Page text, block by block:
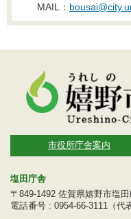
MAIL：
市役所庁舎案内
塩田庁舎
〒849-1492 佐賀県嬉野市塩
電話番号 : 0954-66-3111（代